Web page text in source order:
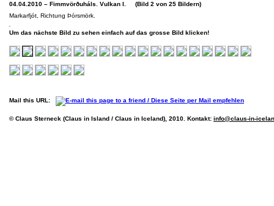
04.04.2010 – Fimmvörðuháls. Vulkan I. (Bild 2 von 25 Bildern)
Markarfjót, Richtung Þórsmörk.
Um das nächste Bild zu sehen einfach auf das grosse Bild klicken!
Mail this URL:
© Claus Sterneck (Claus in Island / Claus in Iceland), 2010. Kontakt: info@claus-in-